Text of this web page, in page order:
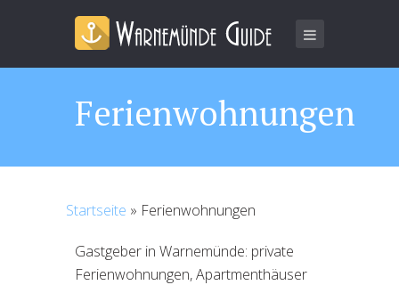
Ferienwohnungen
Startseite » Ferienwohnungen
Gastgeber in Warnemünde: private
Ferienwohnungen, Apartmenthäuser